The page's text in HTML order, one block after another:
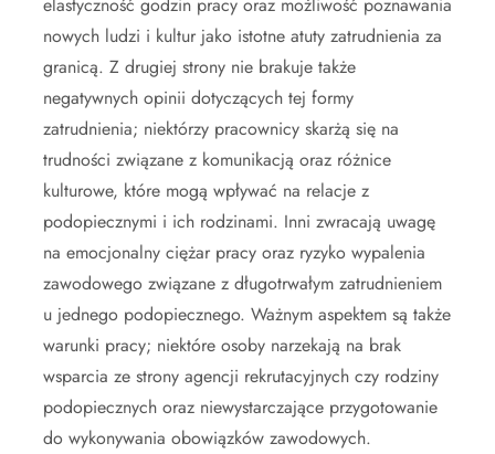
nowych ludzi i kultur jako istotne atuty zatrudnienia za
granicą. Z drugiej strony nie brakuje także
negatywnych opinii dotyczących tej formy
zatrudnienia; niektórzy pracownicy skarżą się na
trudności związane z komunikacją oraz różnice
kulturowe, które mogą wpływać na relacje z
podopiecznymi i ich rodzinami. Inni zwracają uwagę
na emocjonalny ciężar pracy oraz ryzyko wypalenia
zawodowego związane z długotrwałym zatrudnieniem
u jednego podopiecznego. Ważnym aspektem są także
warunki pracy; niektóre osoby narzekają na brak
wsparcia ze strony agencji rekrutacyjnych czy rodziny
podopiecznych oraz niewystarczające przygotowanie
do wykonywania obowiązków zawodowych.